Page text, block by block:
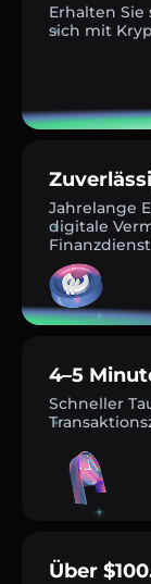
Erhalten
sich mit
Jahrelange
digitale
4–5
Schneller
Über